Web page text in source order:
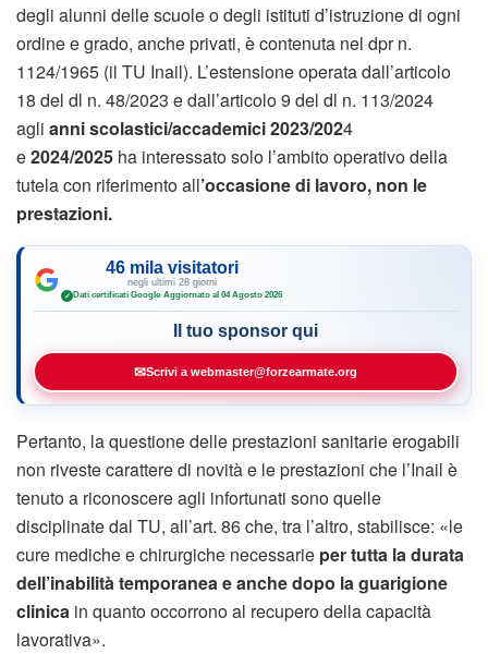
degli alunni delle scuole o degli istituti d’istruzione di ogni
ordine e grado, anche privati, è contenuta nel dpr n.
1124/1965 (il TU Inail). L’estensione operata dall’articolo
18 del dl n. 48/2023 e dall’articolo 9 del dl n. 113/2024
agli anni scolastici/accademici 2023/2024
e2024/2025 ha interessato solo l’ambito operativo della
tutela con riferimento all’occasione di lavoro, non le
prestazioni.
46 mila visitatori
negli ultimi 28 giorni
✓ Dati certificati Google·Aggiornato al 04 Agosto 2026
Il tuo sponsor qui
✉Scrivi a webmaster@forzearmate.org
Pertanto, la questione delle prestazioni sanitarie erogabili
non riveste carattere di novità e le prestazioni che l’Inail è
tenuto a riconoscere agli infortunati sono quelle
disciplinate dal TU, all’art. 86 che, tra l’altro, stabilisce: «le
cure mediche e chirurgiche necessarie per tutta la durata
dell’inabilità temporanea e anche dopo la guarigione
clinica in quanto occorrono al recupero della capacità
lavorativa».